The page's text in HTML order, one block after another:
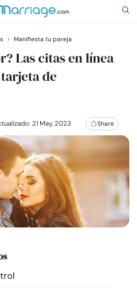
› Manifiesta tu pareja
Las citas en línea
de
21 May, 2023 Share